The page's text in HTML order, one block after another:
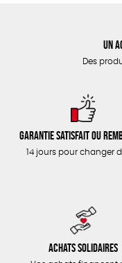
Un
Des
Garantie satisfait ou
14 jours pour changer
Achats solidaires